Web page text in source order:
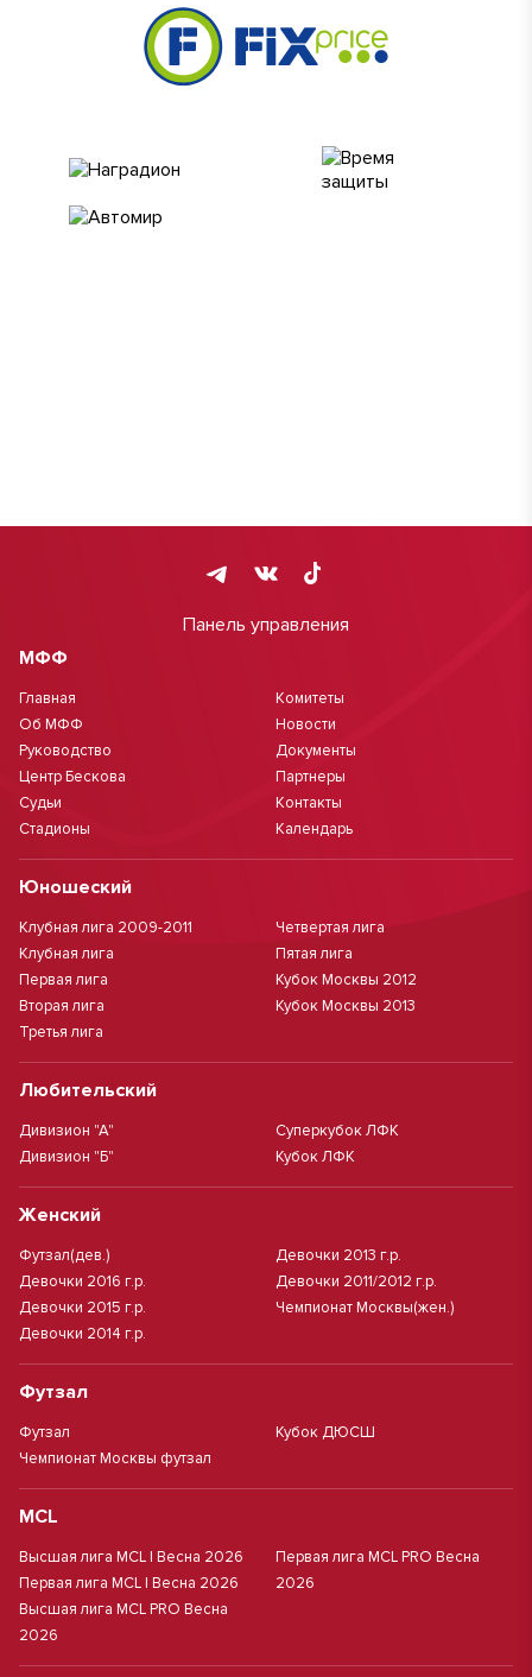
Панель управления
МФФ
Главная
Об МФФ
Руководство
Центр Бескова
Судьи
Стадионы
Комитеты
Новости
Документы
Партнеры
Контакты
Календарь
Юношеский
Клубная лига 2009-2011
Клубная лига
Первая лига
Вторая лига
Третья лига
Четвертая лига
Пятая лига
Кубок Москвы 2012
Кубок Москвы 2013
Любительский
Дивизион "А"
Дивизион "Б"
Суперкубок ЛФК
Кубок ЛФК
Женский
Футзал(дев.)
Девочки 2016 г.р.
Девочки 2015 г.р.
Девочки 2014 г.р.
Девочки 2013 г.р.
Девочки 2011/2012 г.р.
Чемпионат Москвы(жен.)
Футзал
Футзал
Чемпионат Москвы футзал
Кубок ДЮСШ
MCL
Высшая лига MCL | Весна 2026
Первая лига MCL | Весна 2026
Высшая лига MCL PRO Весна
2026
Первая лига MCL PRO Весна
2026